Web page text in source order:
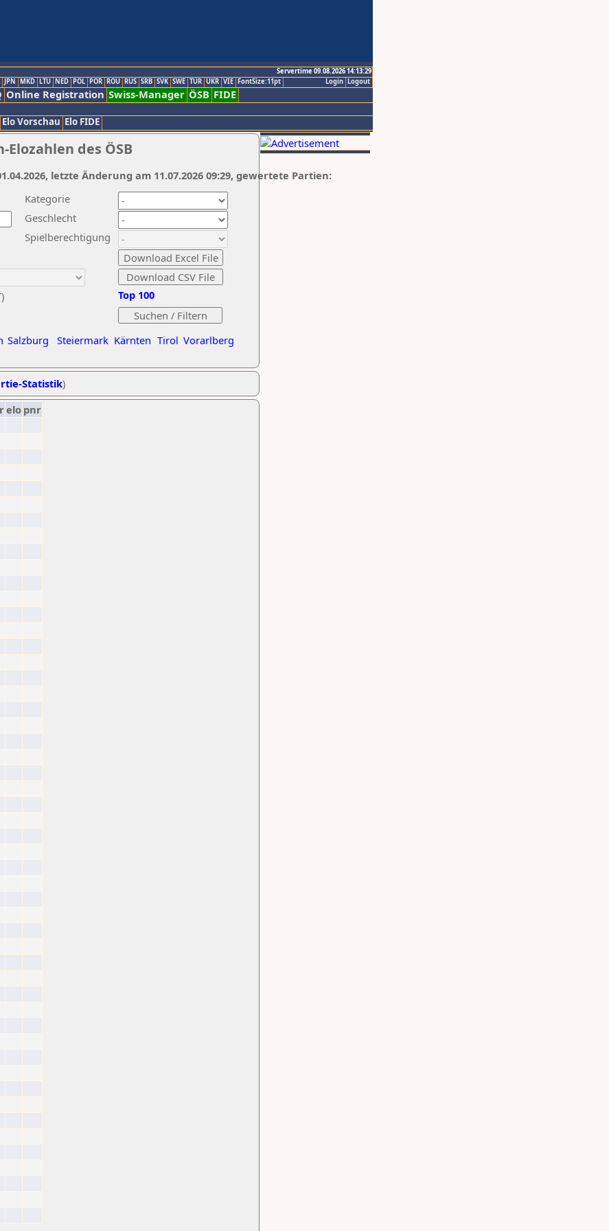
Servertime 09.08.2026 14:13:29
Logout
Login
JPN MKD LTU NED POL POR ROU RUS SRB SVK SWE TUR UKR VIE FontSize:11pt
Online Registration Swiss-Manager ÖSB FIDE
Elo Vorschau Elo FIDE
des ÖSB
Kategorie
Geschlecht
Spielberechtigung
Salzburg Steiermark Kärnten Tirol Vorarlberg
Top 100
letzte Änderung am 11.07.2026 09:29, gewertete Partien:
Statistik)
elo pnr